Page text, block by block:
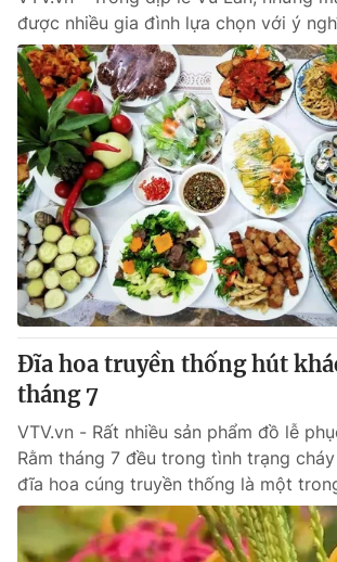
được nhiều gia đình lựa chọn với ý
Đĩa hoa truyền thống hút
tháng 7
VTV.vn - Rất nhiều sản phẩm đồ lễ
Rằm tháng 7 đều trong tình trạng
đĩa hoa cúng truyền thống là một